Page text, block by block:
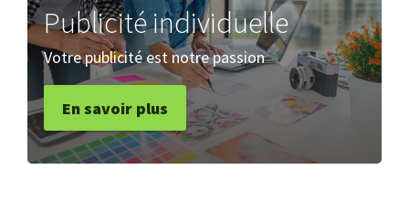
Publicité individuelle
Votre publicité est notre passion
En savoir plus